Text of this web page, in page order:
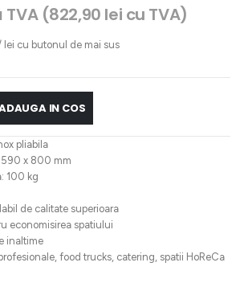
(822,90 lei cu TVA)
cu butonul de mai sus
IN COS
pliabila
x 800 mm
100 kg
de calitate superioara
economisirea spatiului
inaltime
food trucks, catering, spatii HoReCa